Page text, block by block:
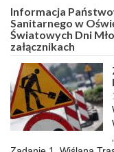
Informacja
Sanitarnego w
Światowych Dni
załącznikach